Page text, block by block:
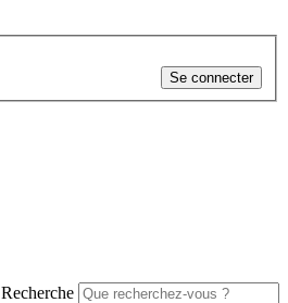
Se connecter
Recherche